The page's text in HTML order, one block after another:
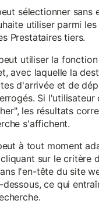
sélectionner sans
utiliser parmi
Prestataires tiers.
utiliser la
avec laquelle la
d'arrivée et de
Si l'utilisateur
les résultats
s'affichent.
à tout moment
sur le critère
l'en-tête du site
ce qui